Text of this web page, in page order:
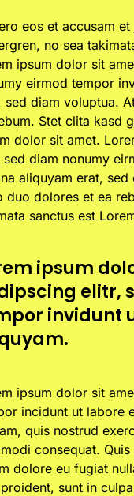
eos et accusam
no sea
ipsum dolor sit
eirmod tempor
sed diam voluptua.
Stet clita kasd
dolor sit amet.
sed diam nonumy
aliquyam erat,
duo dolores et ea
sanctus est
ipsum
elitr,
invidunt
ipsum dolor sit
incidunt ut labore
quis nostrud
consequat.
dolore eu fugiat
sunt in